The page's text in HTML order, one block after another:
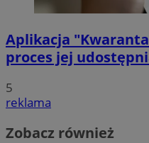
Aplikacja
proces jej
5
reklama
Zobacz również